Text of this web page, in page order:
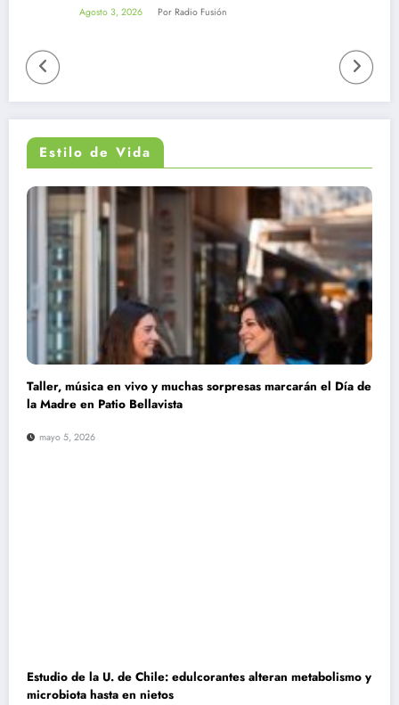
Agosto 3, 2026 Por Radio Fusión
Estilo de Vida
Taller, música en vivo y muchas sorpresas marcarán el Día de
la Madre en Patio Bellavista
mayo 5, 2026
Estudio de la U. de Chile: edulcorantes alteran metabolismo y
microbiota hasta en nietos